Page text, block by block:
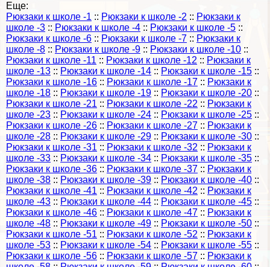
Еще:
Рюкзаки к школе -1 :: Рюкзаки к школе -2 :: Рюкзаки к
школе -3 :: Рюкзаки к школе -4 :: Рюкзаки к школе -5 ::
Рюкзаки к школе -6 :: Рюкзаки к школе -7 :: Рюкзаки к
школе -8 :: Рюкзаки к школе -9 :: Рюкзаки к школе -10 ::
Рюкзаки к школе -11 :: Рюкзаки к школе -12 :: Рюкзаки к
школе -13 :: Рюкзаки к школе -14 :: Рюкзаки к школе -15 ::
Рюкзаки к школе -16 :: Рюкзаки к школе -17 :: Рюкзаки к
школе -18 :: Рюкзаки к школе -19 :: Рюкзаки к школе -20 ::
Рюкзаки к школе -21 :: Рюкзаки к школе -22 :: Рюкзаки к
школе -23 :: Рюкзаки к школе -24 :: Рюкзаки к школе -25 ::
Рюкзаки к школе -26 :: Рюкзаки к школе -27 :: Рюкзаки к
школе -28 :: Рюкзаки к школе -29 :: Рюкзаки к школе -30 ::
Рюкзаки к школе -31 :: Рюкзаки к школе -32 :: Рюкзаки к
школе -33 :: Рюкзаки к школе -34 :: Рюкзаки к школе -35 ::
Рюкзаки к школе -36 :: Рюкзаки к школе -37 :: Рюкзаки к
школе -38 :: Рюкзаки к школе -39 :: Рюкзаки к школе -40 ::
Рюкзаки к школе -41 :: Рюкзаки к школе -42 :: Рюкзаки к
школе -43 :: Рюкзаки к школе -44 :: Рюкзаки к школе -45 ::
Рюкзаки к школе -46 :: Рюкзаки к школе -47 :: Рюкзаки к
школе -48 :: Рюкзаки к школе -49 :: Рюкзаки к школе -50 ::
Рюкзаки к школе -51 :: Рюкзаки к школе -52 :: Рюкзаки к
школе -53 :: Рюкзаки к школе -54 :: Рюкзаки к школе -55 ::
Рюкзаки к школе -56 :: Рюкзаки к школе -57 :: Рюкзаки к